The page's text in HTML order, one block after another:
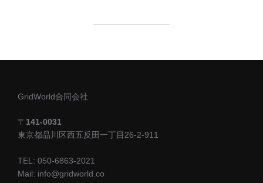
GridWorld合同会社
〒 141-0031
東京都品川区西五反田一丁目26-2-911
TEL: 050-6863-2021
Mail: info@gridworld.co